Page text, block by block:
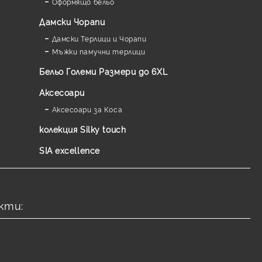
Дамски Чорапи
Дамски Терлици и Чорапи
Мъжки памучни терлици
Бельо Големи Размери до 6XL
Аксесоари
Аксесоари за Коса
колекция Silky touch
SIA excellence